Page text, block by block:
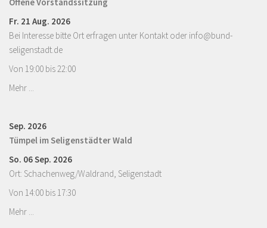
Fr. 21 Aug. 2026
Bei Interesse bitte Ort erfragen unter Kontakt oder info@bund-
seligenstadt.de
Von 19:00 bis 22:00
Mehr ...
Sep. 2026
Tümpel im Seligenstädter Wald
So. 06 Sep. 2026
Ort: Schachenweg/Waldrand, Seligenstadt
Von 14:00 bis 17:30
Mehr ...